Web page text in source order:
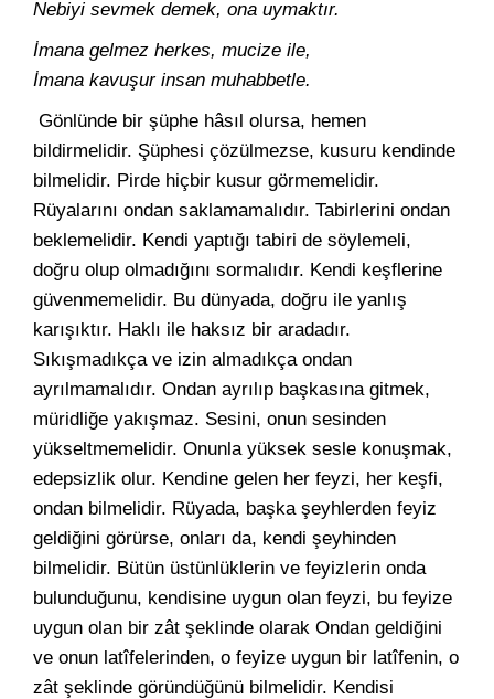
Nebiyi sevmek demek, ona uymaktır.
İmana gelmez herkes, mucize ile,
İmana kavuşur insan muhabbetle.
Gönlünde bir şüphe hâsıl olursa, hemen
bildirmelidir. Şüphesi çözülmezse, kusuru kendinde
bilmelidir. Pirde hiçbir kusur görmemelidir.
Rüyalarını ondan saklamamalıdır. Tabirlerini ondan
beklemelidir. Kendi yaptığı tabiri de söylemeli,
doğru olup olmadığını sormalıdır. Kendi keşflerine
güvenmemelidir. Bu dünyada, doğru ile yanlış
karışıktır. Haklı ile haksız bir aradadır.
Sıkışmadıkça ve izin almadıkça ondan
ayrılmamalıdır. Ondan ayrılıp başkasına gitmek,
müridliğe yakışmaz. Sesini, onun sesinden
yükseltmemelidir. Onunla yüksek sesle konuşmak,
edepsizlik olur. Kendine gelen her feyzi, her keşfi,
ondan bilmelidir. Rüyada, başka şeyhlerden feyiz
geldiğini görürse, onları da, kendi şeyhinden
bilmelidir. Bütün üstünlüklerin ve feyizlerin onda
bulunduğunu, kendisine uygun olan feyzi, bu feyize
uygun olan bir zât şeklinde olarak Ondan geldiğini
ve onun latîfelerinden, o feyize uygun bir latîfenin, o
zât şeklinde göründüğünü bilmelidir. Kendisi